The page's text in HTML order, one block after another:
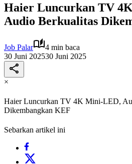
Haier Luncurkan TV
Audio Berkualitas
Job Palar
4 min baca
30 Juni 202530 Juni 2025
×
Haier Luncurkan TV 4K Mini-LED,
Dikembangkan KEF
Sebarkan artikel ini